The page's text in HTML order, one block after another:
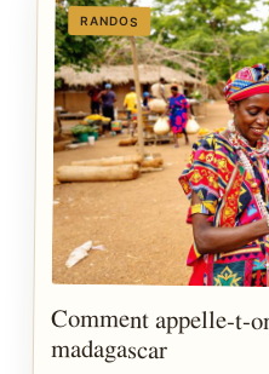
RANDOS
Comment appelle-t-
madagascar